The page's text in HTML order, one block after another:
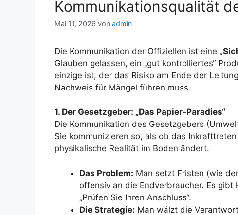
Kommunikationsqualität
Mai 11, 2026 von admin
Die Kommunikation der Offiziellen ist eine
Glauben gelassen, ein „gut kontrolliertes“
einzige ist, der das Risiko am Ende der
Nachweis für Mängel führen muss.
1. Der Gesetzgeber: „Das Papier-Paradies“
Die Kommunikation des Gesetzgebers
Sie kommunizieren so, als ob das
physikalische Realität im Boden ändert.
Das Problem: Man setzt Fristen (wie
offensiv an die Endverbraucher. Es
„Prüfen Sie Ihren Anschluss“.
Die Strategie: Man wälzt die